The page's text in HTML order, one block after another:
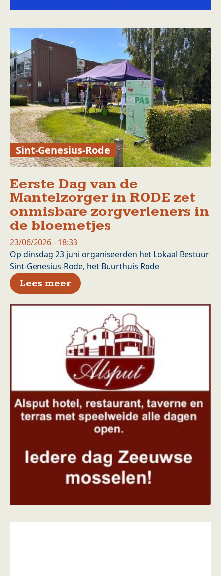
Sint-Genesius-Rode
Eerste Dag van de
Mantelzorger in RODE zet
onmisbare zorgverleners in
de bloemetjes
23/06/2026 - 18:33
Op dinsdag 23 juni organiseerden het Lokaal Bestuur
Sint-Genesius-Rode, het Buurthuis Rode
Lees meer over Eerste Dag van de